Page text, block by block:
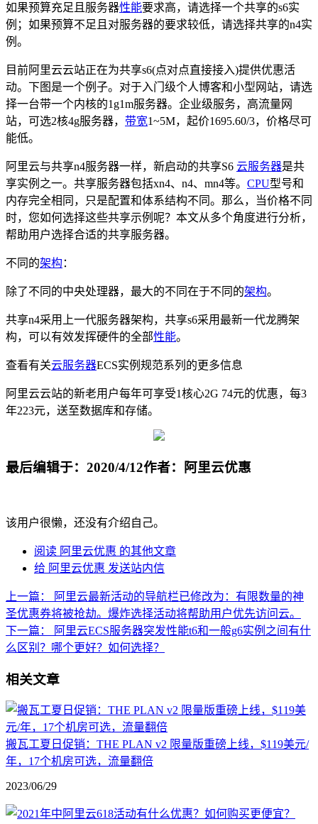
如果预算充足且服务器性能要求高，请选择一个共享的s6实
例；如果预算不足且对服务器的要求较低，请选择共享的n4实
例。
目前阿里云云站正在为共享s6(点对点直接接入)提供优惠活
动。下图是一个例子。对于入门级个人博客和小型网站，请选
择一台带一个内核的1g1m服务器。企业级服务，高流量网
站，可选2核4g服务器， 带宽1~5M，起价1695.60/3，价格尽可
能低。
阿里云与共享n4服务器一样，新启动的共享S6 云服务器是共
享实例之一。共享服务器包括xn4、n4、mn4等。 CPU型号和
内存完全相同，只是配置和体系结构不同。那么，当价格不同
时，您如何选择这些共享示例呢？本文从多个角度进行分析，
帮助用户选择合适的共享服务器。
不同的架构 ：
除了不同的中央处理器，最大的不同在于不同的架构。
共享n4采用上一代服务器架构，共享s6采用最新一代龙腾架
构，可以有效发挥硬件的全部性能。
查看有关云服务器ECS实例规范系列的更多信息
阿里云云站的新老用户每年可享受1核心2G 74元的优惠，每3
年223元，送至数据库和存储。
最后编辑于：2020/4/12作者：阿里云优惠
该用户很懒，还没有介绍自己。
阅读 阿里云优惠 的其他文章
给 阿里云优惠 发送站内信
上一篇：
阿里云最新活动的导航栏已修改为：有限数量的神
圣优惠券将被抢劫。爆炸选择活动将帮助用户优先访问云。
下一篇：
阿里云ECS服务器突发性能t6和一般g6实例之间有什
么区别？哪个更好？如何选择？
相关文章
搬瓦工夏日促销：THE PLAN v2 限量版重磅上线，$119美元/
年，17个机房可选，流量翻倍
2023/06/29